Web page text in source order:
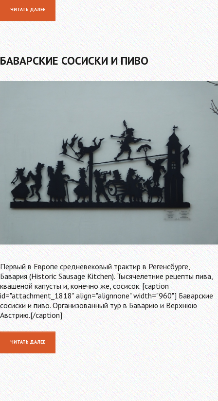
ЧИТАТЬ ДАЛЕЕ
БАВАРСКИЕ СОСИСКИ И ПИВО
Первый в Европе средневековый трактир в Регенсбурге,
Бавария (Historic Sausage Kitchen). Тысячелетние рецепты пива,
квашеной капусты и, конечно же, сосисок. [caption
id="attachment_1818" align="alignnone" width="960"] Баварские
сосиски и пиво. Организованный тур в Баварию и Верхнюю
Австрию.[/caption]
ЧИТАТЬ ДАЛЕЕ